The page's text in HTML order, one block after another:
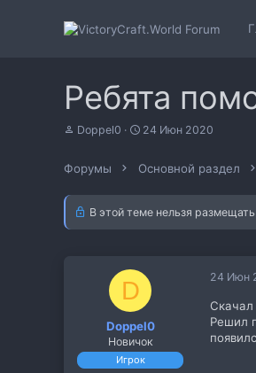
Ребята
А
о
т
е
Doppel0
Д
а
ч
24 Июн 2020
Форумы Основной раздел
В этой теме нельзя
D
Doppel0
Новичок
Игрок
24 Июн
Скачал
Решил